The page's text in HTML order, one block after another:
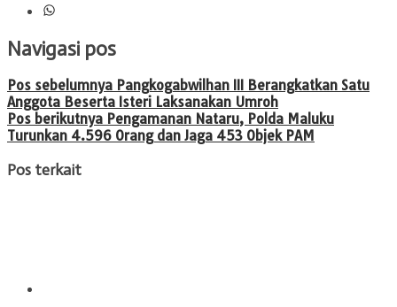
Navigasi pos
Pos sebelumnya Pangkogabwilhan III Berangkatkan Satu
Anggota Beserta Isteri Laksanakan Umroh
Pos berikutnya Pengamanan Nataru, Polda Maluku
Turunkan 4.596 Orang dan Jaga 453 Objek PAM
Pos terkait